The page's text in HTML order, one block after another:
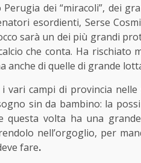
dei “miracoli”, dei
esordienti, Serse
sarà un dei più grandi
che conta. Ha
anche di quelle di grande
campi di provincia nelle
sin da bambino: la
questa volta ha una
nell’orgoglio, per
fare.